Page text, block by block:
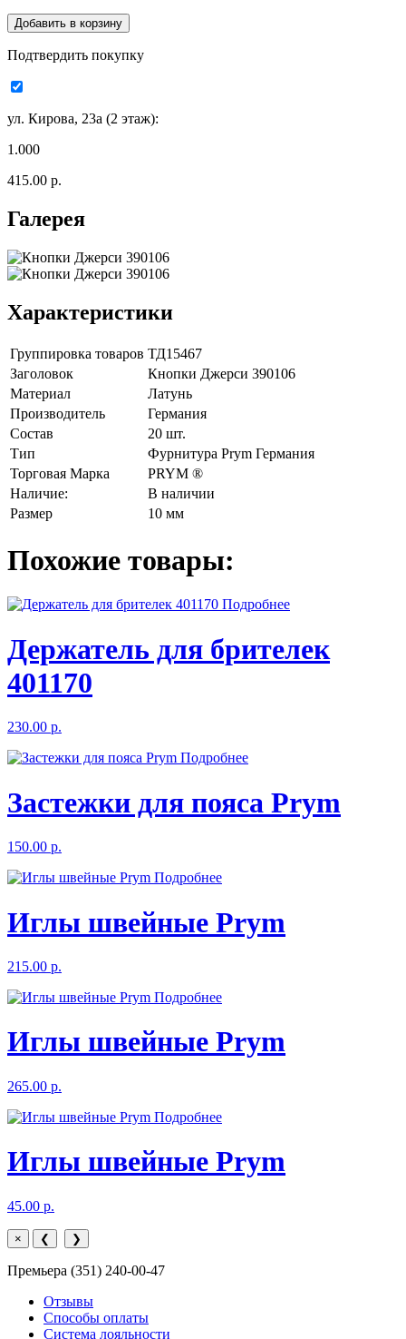
Подтвердить покупку
ул. Кирова, 23а (2 этаж):
1.000
415.00 р.
Галерея
Характеристики
Группировка товаров ТД15467
Заголовок
Кнопки Джерси 390106
Материал
Латунь
Производитель
Германия
Состав
20 шт.
Тип
Фурнитура Prym Германия
Торговая Марка
PRYM ®
Наличие:
В наличии
Размер
10 мм
Похожие товары:
Подробнее
Держатель для брителек
401170
230.00 р.
Подробнее
Застежки для пояса Prym
150.00 р.
Подробнее
Иглы швейные Prym
215.00 р.
Подробнее
Иглы швейные Prym
265.00 р.
Подробнее
Иглы швейные Prym
45.00 р.
× ❮ ❯
Премьера (351) 240-00-47
Отзывы
Способы оплаты
Система лояльности